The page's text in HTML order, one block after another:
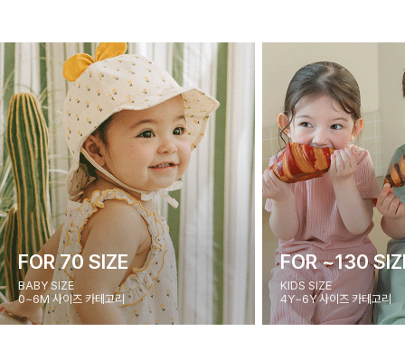
FOR 70 SIZE
BABY SIZE
0~6M 사이즈 카테고리
FOR ~130
KIDS SIZE
4Y~6Y 사이즈 카테고리